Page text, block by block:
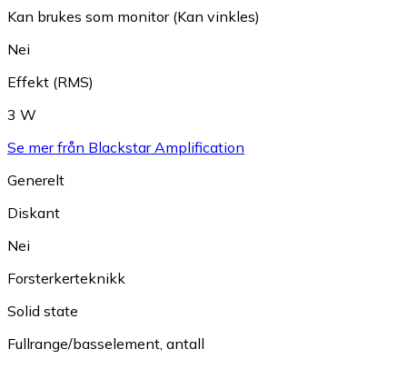
Kan brukes som monitor (Kan vinkles)
Nei
Effekt (RMS)
3 W
Se mer från Blackstar Amplification
Generelt
Diskant
Nei
Forsterkerteknikk
Solid state
Fullrange/basselement, antall